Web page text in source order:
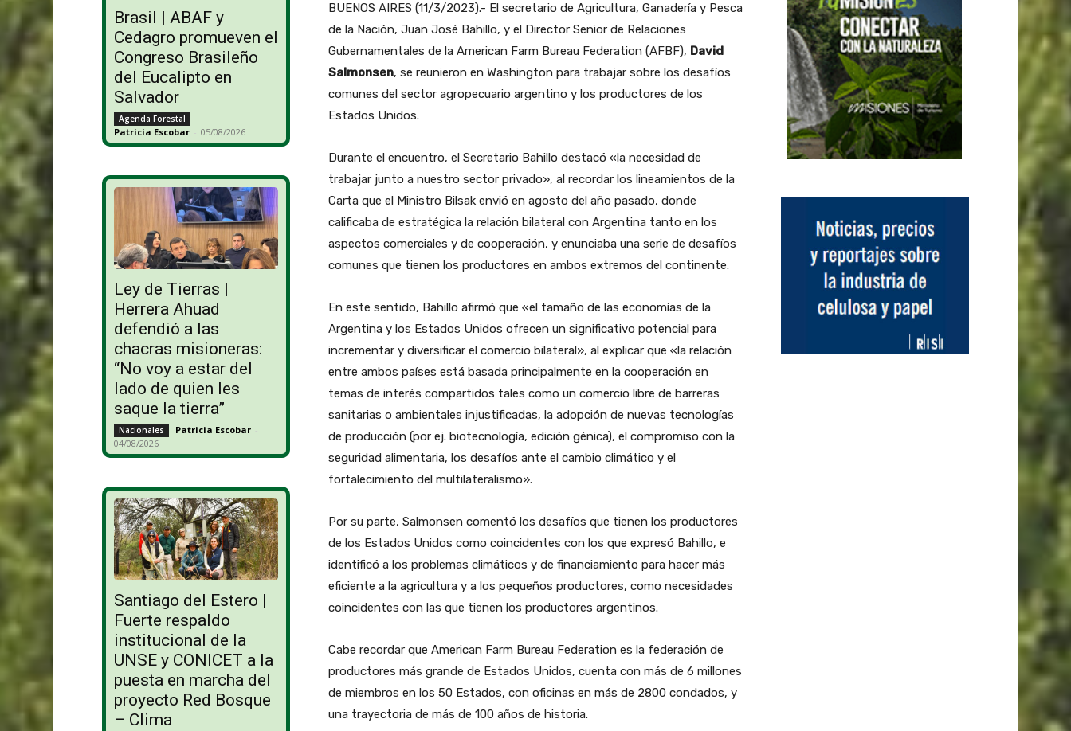
Brasil | ABAF y
Cedagro promueven el
Congreso Brasileño
del Eucalipto en
Salvador
Agenda Forestal
Patricia Escobar - 05/08/2026
Ley de Tierras |
Herrera Ahuad
defendió a las
chacras misioneras:
“No voy a estar del
lado de quien les
saque la tierra”
Nacionales Patricia Escobar -
04/08/2026
Santiago del Estero |
Fuerte respaldo
institucional de la
UNSE y CONICET a la
puesta en marcha del
proyecto Red Bosque
– Clima
BUENOS AIRES (11/3/2023).- El secretario de Agricultura, Ganadería y Pesca
de la Nación, Juan José Bahillo, y el Director Senior de Relaciones
Gubernamentales de la American Farm Bureau Federation (AFBF), David
Salmonsen, se reunieron en Washington para trabajar sobre los desafíos
comunes del sector agropecuario argentino y los productores de los
Estados Unidos.
Durante el encuentro, el Secretario Bahillo destacó «la necesidad de
trabajar junto a nuestro sector privado», al recordar los lineamientos de la
Carta que el Ministro Bilsak envió en agosto del año pasado, donde
calificaba de estratégica la relación bilateral con Argentina tanto en los
aspectos comerciales y de cooperación, y enunciaba una serie de desafíos
comunes que tienen los productores en ambos extremos del continente.
En este sentido, Bahillo afirmó que «el tamaño de las economías de la
Argentina y los Estados Unidos ofrecen un significativo potencial para
incrementar y diversificar el comercio bilateral», al explicar que «la relación
entre ambos países está basada principalmente en la cooperación en
temas de interés compartidos tales como un comercio libre de barreras
sanitarias o ambientales injustificadas, la adopción de nuevas tecnologías
de producción (por ej. biotecnología, edición génica), el compromiso con la
seguridad alimentaria, los desafíos ante el cambio climático y el
fortalecimiento del multilateralismo».
Por su parte, Salmonsen comentó los desafíos que tienen los productores
de los Estados Unidos como coincidentes con los que expresó Bahillo, e
identificó a los problemas climáticos y de financiamiento para hacer más
eficiente a la agricultura y a los pequeños productores, como necesidades
coincidentes con las que tienen los productores argentinos.
Cabe recordar que American Farm Bureau Federation es la federación de
productores más grande de Estados Unidos, cuenta con más de 6 millones
de miembros en los 50 Estados, con oficinas en más de 2800 condados, y
una trayectoria de más de 100 años de historia.